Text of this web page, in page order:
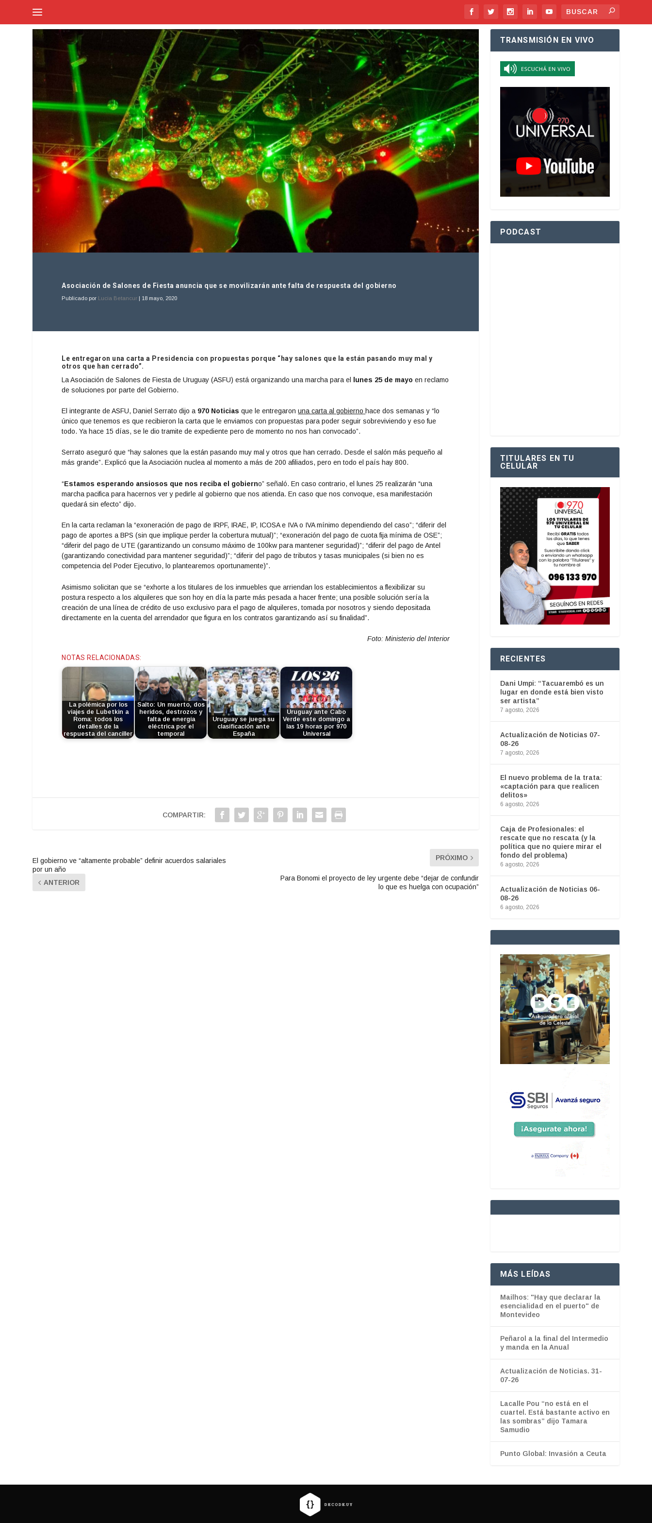
Asociación de Salones de Fiesta anuncia que se movilizarán ante falta de respuesta del gobierno
Publicado por Lucia Betancur | 18 mayo, 2020
Le entregaron una carta a Presidencia con propuestas porque “hay salones que la están pasando muy mal y
otros que han cerrado”.
La Asociación de Salones de Fiesta de Uruguay (ASFU) está organizando una marcha para el
lunes 25 de mayo en reclamo
de soluciones por parte del Gobierno.
El integrante de ASFU, Daniel Serrato dijo a 970 Noticias que le entregaronuna carta al gobierno hace dos semanas y “lo
único que tenemos es que recibieron la carta que le enviamos con propuestas para poder seguir sobreviviendo y eso fue
todo. Ya hace 15 días, se le dio tramite de expediente pero de momento no nos han convocado”.
Serrato aseguró que “hay salones que la están pasando muy mal y otros que han cerrado. Desde el salón más pequeño al
más grande”. Explicó que la Asociación nuclea al momento a más de 200 afiliados, pero en todo el país hay 800.
“Estamos esperando ansiosos que nos reciba el gobierno” señaló. En caso contrario, el lunes 25 realizarán “una
marcha pacifica para hacernos ver y pedirle al gobierno que nos atienda. En caso que nos convoque, esa manifestación
quedará sin efecto” dijo.
En la carta reclaman la “exoneración de pago de IRPF, IRAE, IP, ICOSA e IVA o IVA mínimo dependiendo del caso”; “diferir del
pago de aportes a BPS (sin que implique perder la cobertura mutual)”; “exoneración del pago de cuota fija mínima de OSE”;
“diferir del pago de UTE (garantizando un consumo máximo de 100kw para mantener seguridad)”; “diferir del pago de Antel
(garantizando conectividad para mantener seguridad)”; “diferir del pago de tributos y tasas municipales (si bien no es
competencia del Poder Ejecutivo, lo plantearemos oportunamente)”.
Asimismo solicitan que se “exhorte a los titulares de los inmuebles que arriendan los establecimientos a flexibilizar su
postura respecto a los alquileres que son hoy en día la parte más pesada a hacer frente; una posible solución sería la
creación de una línea de crédito de uso exclusivo para el pago de alquileres, tomada por nosotros y siendo depositada
directamente en la cuenta del arrendador que figura en los contratos garantizando así su finalidad”.
Foto: Ministerio del Interior
NOTAS RELACIONADAS:
La polémica por los
viajes de Lubetkin a
Roma: todos los
detalles de la
respuesta del canciller
Salto: Un muerto, dos
heridos, destrozos y
falta de energía
eléctrica por el
temporal
Uruguay se juega su
clasificación ante
España
Uruguay ante Cabo
Verde este domingo a
las 19 horas por 970
Universal
COMPARTIR:
El gobierno ve “altamente probable” definir acuerdos salariales
por un año
ANTERIOR
PRÓXIMO
Para Bonomi el proyecto de ley urgente debe “dejar de confundir
lo que es huelga con ocupación”
TRANSMISIÓN EN VIVO
PODCAST
TITULARES EN TU
CELULAR
RECIENTES
Dani Umpi: “Tacuarembó es un
lugar en donde está bien visto
ser artista”
7 agosto, 2026
Actualización de Noticias 07-
08-26
7 agosto, 2026
El nuevo problema de la trata:
«captación para que realicen
delitos»
6 agosto, 2026
Caja de Profesionales: el
rescate que no rescata (y la
política que no quiere mirar el
fondo del problema)
6 agosto, 2026
Actualización de Noticias 06-
08-26
6 agosto, 2026
MÁS LEÍDAS
Mailhos: "Hay que declarar la
esencialidad en el puerto" de
Montevideo
Peñarol a la final del Intermedio
y manda en la Anual
Actualización de Noticias. 31-
07-26
Lacalle Pou “no está en el
cuartel. Está bastante activo en
las sombras” dijo Tamara
Samudio
Punto Global: Invasión a Ceuta